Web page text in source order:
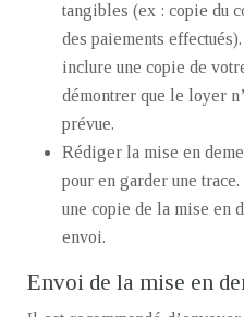
tangibles (ex : copie du
des paiements
inclure une copie de
démontrer que le loyer
prévue.
Rédiger la mise en
pour en garder une
une copie de la mise en
envoi.
Envoi de la mise en